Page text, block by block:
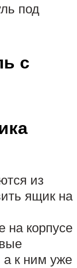
под
с
из
ящик на
на корпусе
а к ним уже